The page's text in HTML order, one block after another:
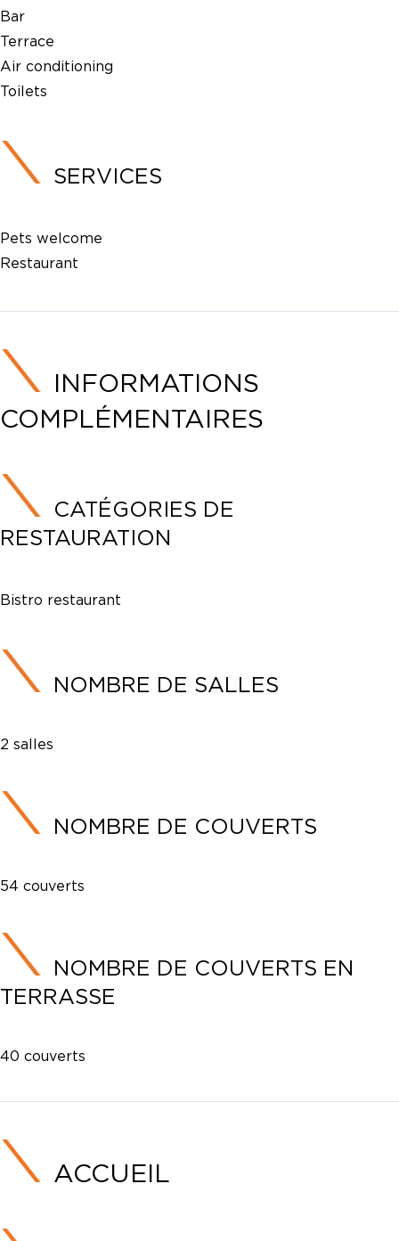
Bar
Terrace
Air conditioning
Toilets
SERVICES
Pets welcome
Restaurant
INFORMATIONS
COMPLÉMENTAIRES
CATÉGORIES DE
RESTAURATION
Bistro restaurant
NOMBRE DE SALLES
2 salles
NOMBRE DE COUVERTS
54 couverts
NOMBRE DE COUVERTS EN
TERRASSE
40 couverts
ACCUEIL